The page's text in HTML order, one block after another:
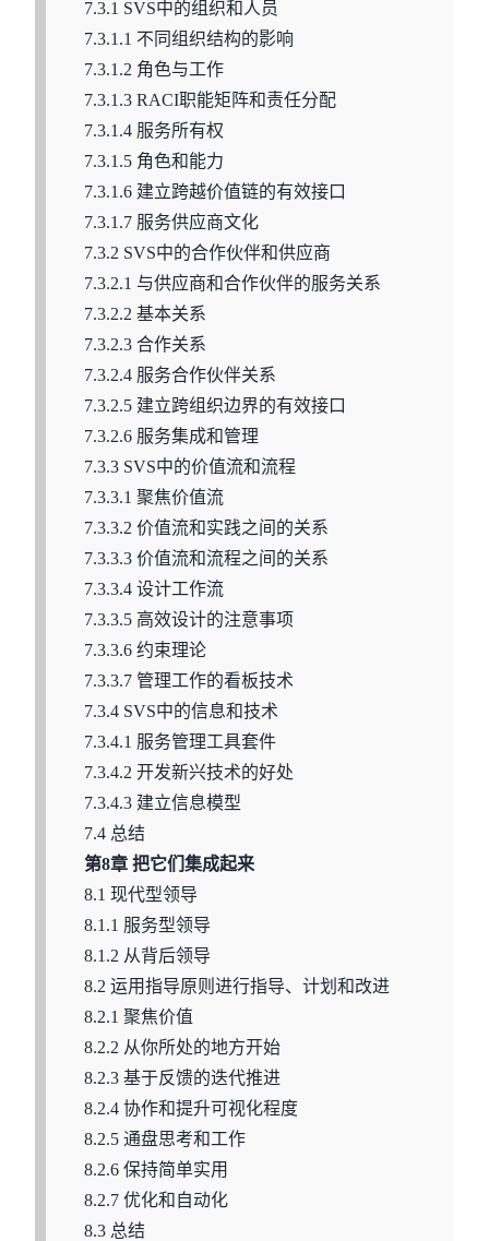
7.3.1 SVS中的组织和人员
7.3.1.1 不同组织结构的影响
7.3.1.2 角色与工作
7.3.1.3 RACI职能矩阵和责任分配
7.3.1.4 服务所有权
7.3.1.5 角色和能力
7.3.1.6 建立跨越价值链的有效接口
7.3.1.7 服务供应商文化
7.3.2 SVS中的合作伙伴和供应商
7.3.2.1 与供应商和合作伙伴的服务关系
7.3.2.2 基本关系
7.3.2.3 合作关系
7.3.2.4 服务合作伙伴关系
7.3.2.5 建立跨组织边界的有效接口
7.3.2.6 服务集成和管理
7.3.3 SVS中的价值流和流程
7.3.3.1 聚焦价值流
7.3.3.2 价值流和实践之间的关系
7.3.3.3 价值流和流程之间的关系
7.3.3.4 设计工作流
7.3.3.5 高效设计的注意事项
7.3.3.6 约束理论
7.3.3.7 管理工作的看板技术
7.3.4 SVS中的信息和技术
7.3.4.1 服务管理工具套件
7.3.4.2 开发新兴技术的好处
7.3.4.3 建立信息模型
7.4 总结
第8章 把它们集成起来
8.1 现代型领导
8.1.1 服务型领导
8.1.2 从背后领导
8.2 运用指导原则进行指导、计划和改进
8.2.1 聚焦价值
8.2.2 从你所处的地方开始
8.2.3 基于反馈的迭代推进
8.2.4 协作和提升可视化程度
8.2.5 通盘思考和工作
8.2.6 保持简单实用
8.2.7 优化和自动化
8.3 总结